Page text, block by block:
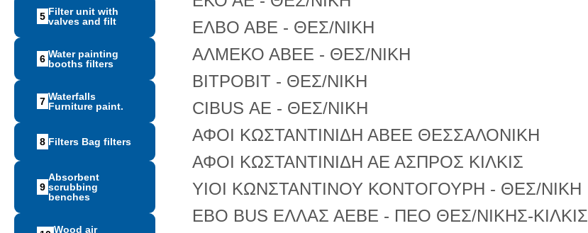
5 Filter unit with
valves and filt
6 Water painting
booths filters
7 Waterfalls
Furniture paint.
8 Filters Bag filters
9
Absorbent
scrubbing
benches
Wood air
ΕΛΒΟ ΑΒΕ - ΘΕΣ/ΝΙΚΗ
ΑΛΜΕΚΟ ΑΒΕΕ - ΘΕΣ/ΝΙΚΗ
ΒΙΤΡΟΒΙΤ - ΘΕΣ/ΝΙΚΗ
CIBUS ΑΕ - ΘΕΣ/ΝΙΚΗ
ΑΦΟΙ ΚΩΣΤΑΝΤΙΝΙΔΗ ΑΒΕΕ ΘΕΣΣΑΛΟΝΙΚΗ
ΑΦΟΙ ΚΩΣΤΑΝΤΙΝΙΔΗ ΑΕ ΑΣΠΡΟΣ ΚΙΛΚΙΣ
ΥΙΟΙ ΚΩΝΣΤΑΝΤΙΝΟΥ ΚΟΝΤΟΓΟΥΡΗ - ΘΕΣ/ΝΙΚΗ
EBO BUS ΕΛΛΑΣ ΑΕΒΕ - ΠΕΟ ΘΕΣ/ΝΙΚΗΣ-ΚΙΛΚΙΣ